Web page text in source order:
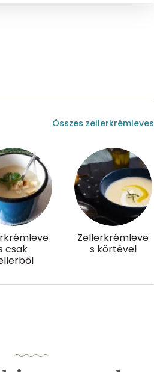
0 mg
0 mg
24.1 g
9 mg
Összes zellerkrémleves
csak
Zellerkrémleve
s körtével